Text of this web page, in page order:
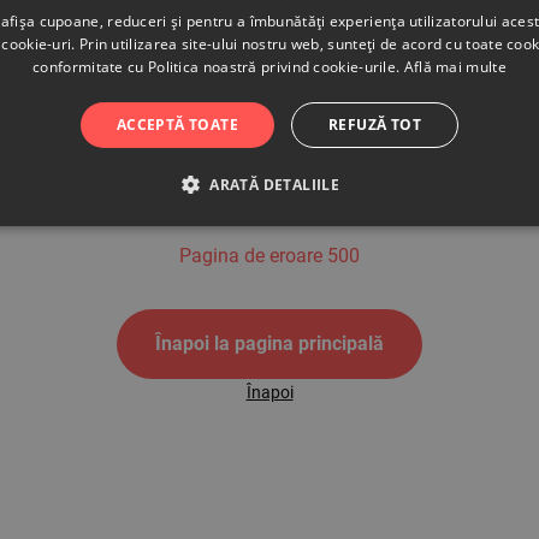
500
Pagina de eroare 500
Înapoi la pagina principală
Înapoi
cupoane, reduceri și pentru a îmbunătăți experiența utilizatorului
uri. Prin utilizarea site-ului nostru web, sunteți de acord cu toate
conformitate cu Politica noastră privind cookie-urile. Află mai multe
ACCEPTĂ TOATE REFUZĂ TOT
ARATĂ DETALIILE